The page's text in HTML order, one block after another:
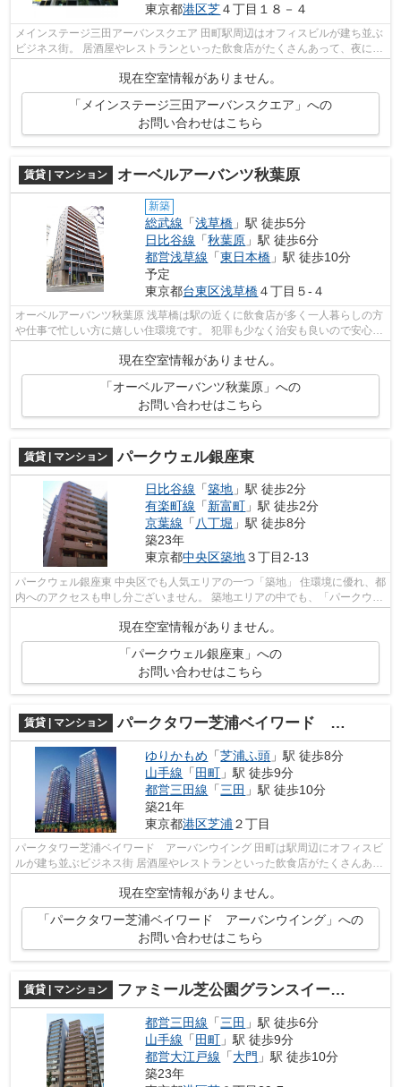
東京都港区芝４丁目１８－４
メインステージ三田アーバンスクエア 田町駅周辺はオフィスビルが建ち並ぶ
ビジネス街。 居酒屋やレストランといった飲食店がたくさんあって、夜にな
現在空室情報がありません。
「メインステージ三田アーバンスクエア」への
お問い合わせはこちら
賃貸 | マンション オーベルアーバンツ秋葉原
新築
総武線 「浅草橋 」駅 徒歩5分
日比谷線 「秋葉原 」駅 徒歩6分
都営浅草線 「東日本橋 」駅 徒歩10分
予定
東京都台東区浅草橋４丁目５-４
オーベルアーバンツ秋葉原 浅草橋は駅の近くに飲食店が多く一人暮らしの方
や仕事で忙しい方に嬉しい住環境です。 犯罪も少なく治安も良いので安心し
てお住まい頂けます。 駅西口は...
現在空室情報がありません。
「オーベルアーバンツ秋葉原」への
お問い合わせはこちら
賃貸 | マンション パークウェル銀座東
日比谷線 「築地 」駅 徒歩2分
有楽町線 「新富町 」駅 徒歩2分
京葉線 「 八丁堀 」駅 徒歩8分
築23年
東京都中央区築地３丁目2-13
パークウェル銀座東 中央区でも人気エリアの一つ「築地」 住環境に優れ、都
内へのアクセスも申し分ございません。 築地エリアの中でも、「パークウェ
ル銀座東」は、 分譲マンショ...
現在空室情報がありません。
「パークウェル銀座東」への
お問い合わせはこちら
賃貸 | マンション パークタワー芝浦ベイワード アーバンウイング
ゆりかもめ 「芝浦ふ頭 」駅 徒歩8分
山手線 「 田町 」駅 徒歩9分
都営三田線 「三田 」駅 徒歩10分
築21年
東京都港区芝浦 ２丁目
パークタワー芝浦ベイワード アーバンウイング 田町は駅周辺にオフィスビ
ルが建ち並ぶビジネス街 居酒屋やレストランといった飲食店がたくさんあっ
現在空室情報がありません。
「パークタワー芝浦ベイワード アーバンウイング」への
お問い合わせはこちら
賃貸 | マンション ファミール芝公園グランスイート ラ・ヴィル
都営三田線 「三田 」駅 徒歩6分
山手線 「 田町 」駅 徒歩9分
都営大江戸線 「大門 」駅 徒歩10分
築23年